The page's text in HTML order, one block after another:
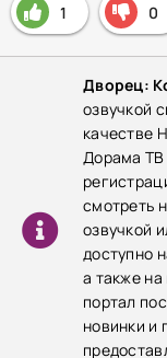
1 0
Дворец:
озвучкой
качестве
Дорама ТВ
смотреть
озвучкой
доступно
а также
портал
новинки и